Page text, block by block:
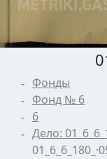
Фонды
Фонд № 6
6
Дело: